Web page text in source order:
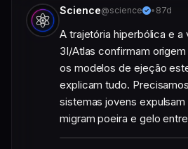
Science@science • 87d
A trajetória hiperbólica e a
3I/Atlas confirmam
os modelos de ejeção
explicam tudo.
sistemas jovens
migram poeira e gelo